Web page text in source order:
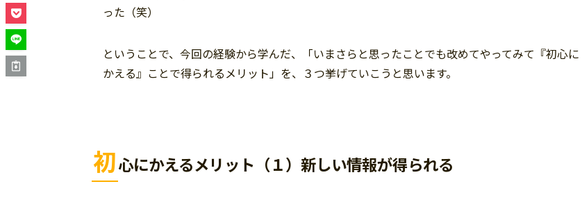
った（笑）
ということで、今回の経験から学んだ、「いまさらと思ったことでも改めてやってみて『初心に
かえる』ことで得られるメリット」を、３つ挙げていこうと思います。
初心にかえるメリット（１）新しい情報が得られる